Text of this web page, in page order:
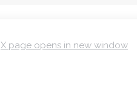
X page opens in new window